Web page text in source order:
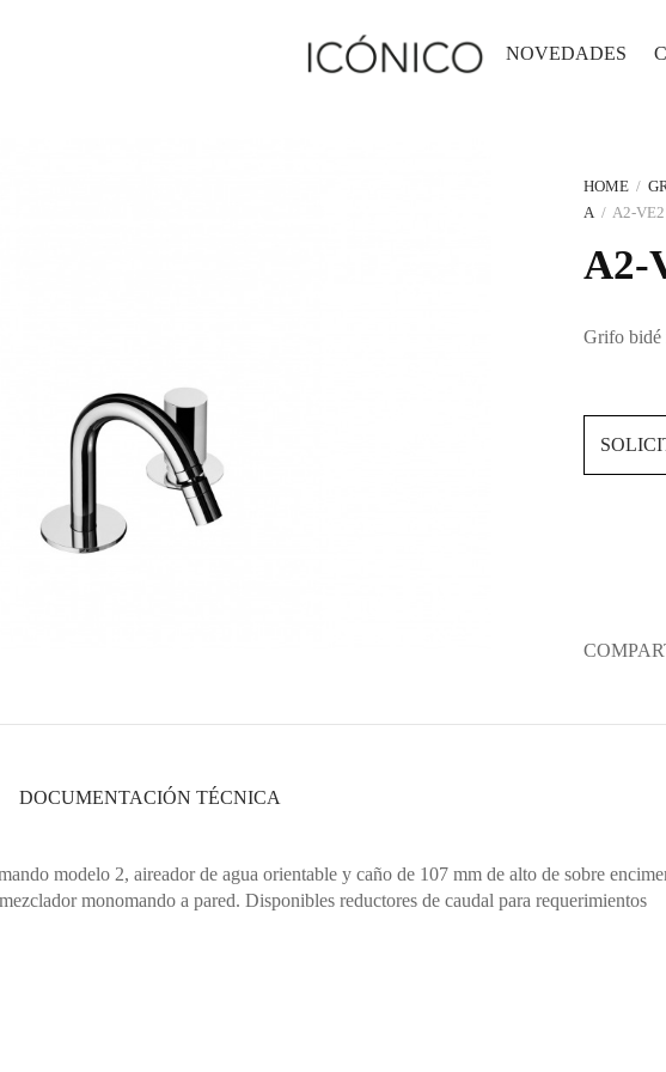
NOVEDADES
HOME /
A / A2-
A2-
Grifo bidé
DOCUMENTACIÓN TÉCNICA
modelo 2, aireador de agua orientable y caño de 107 mm de alto de sobre
monomando a pared. Disponibles reductores de caudal para requerimientos